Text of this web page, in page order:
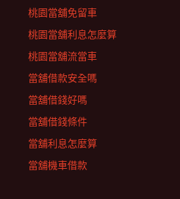
桃園當舖免留車
桃園當舖利息怎麼算
桃園當舖流當車
當舖借款安全嗎
當舖借錢好嗎
當舖借錢條件
當舖利息怎麼算
當舖機車借款